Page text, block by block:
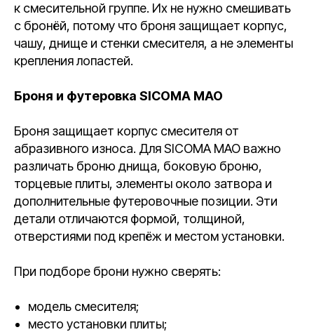
к смесительной группе. Их не нужно смешивать
с бронёй, потому что броня защищает корпус,
чашу, днище и стенки смесителя, а не элементы
крепления лопастей.
Броня и футеровка SICOMA MAO
Броня защищает корпус смесителя от
абразивного износа. Для SICOMA MAO важно
различать броню днища, боковую броню,
торцевые плиты, элементы около затвора и
дополнительные футеровочные позиции. Эти
детали отличаются формой, толщиной,
отверстиями под крепёж и местом установки.
При подборе брони нужно сверять:
модель смесителя;
место установки плиты;